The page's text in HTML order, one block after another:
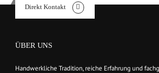
Direkt Kontakt
ÜBER UNS
Handwerkliche Tradition, reiche Erfahrung und